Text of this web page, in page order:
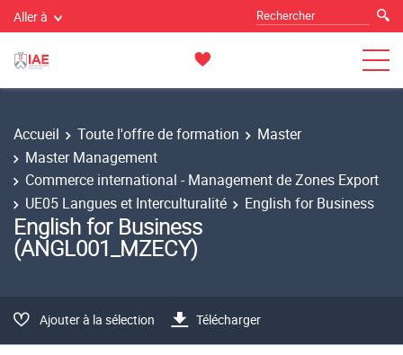
Aller à
Accueil Toute l'offre de formation
Master
Master Management
Commerce international - Management de Zones Export
UE05 Langues et Interculturalité
English for Business
English for Business
(ANGL001_MZECY)
Ajouter à la sélection Télécharger